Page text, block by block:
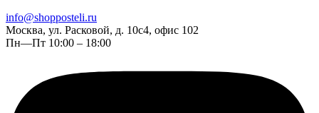
info@shopposteli.ru
Москва, ул. Расковой, д. 10с4, офис 102
Пн—Пт 10:00 – 18:00